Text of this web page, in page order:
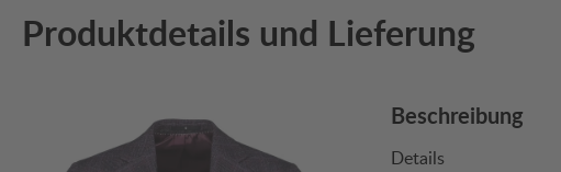
Produktdetails und Lieferung
Beschreibung
Details